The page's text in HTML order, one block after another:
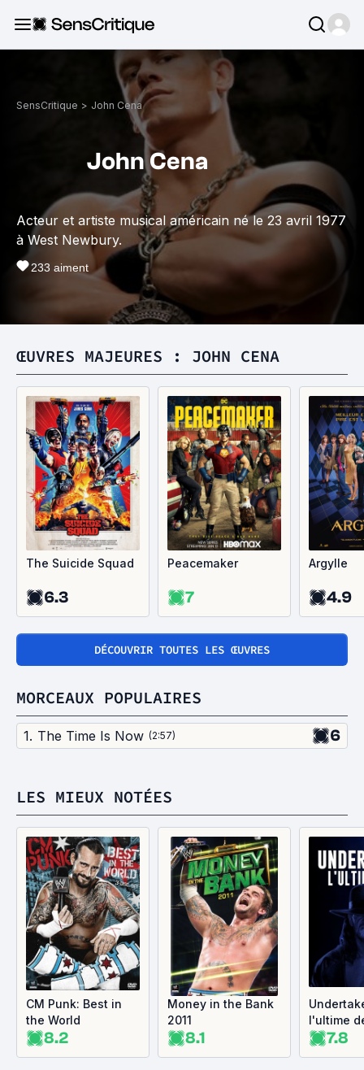
SensCritique > John Cena
John Cena
Acteur et artiste musical américain né le 23 avril 1977
à West Newbury.
233 aiment
ŒUVRES MAJEURES : JOHN CENA
The Suicide Squad
6.3
Peacemaker
7
Argylle
4.9
DÉCOUVRIR TOUTES LES ŒUVRES
MORCEAUX POPULAIRES
1. The Time Is Now (2:57) 6
LES MIEUX NOTÉES
CM Punk: Best in
the World
8.2
Money in the Bank
2011
8.1
l'ultime
7.8